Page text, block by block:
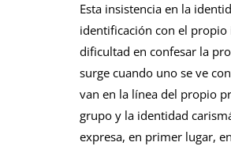
Esta insistencia en la
identificación con el propio
dificultad en confesar la
surge cuando uno se ve
van en la línea del propio
grupo y la identidad
expresa, en primer lugar,